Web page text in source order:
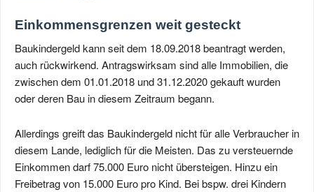
Einkommensgrenzen weit gesteckt
Baukindergeld kann seit dem 18.09.2018 beantragt werden,
auch rückwirkend. Antragswirksam sind alle Immobilien, die
zwischen dem 01.01.2018 und 31.12.2020 gekauft wurden
oder deren Bau in diesem Zeitraum begann.
Allerdings greift das Baukindergeld nicht für alle Verbraucher in
diesem Lande, lediglich für die Meisten. Das zu versteuernde
Einkommen darf 75.000 Euro nicht übersteigen. Hinzu ein
Freibetrag von 15.000 Euro pro Kind. Bei bspw. drei Kindern